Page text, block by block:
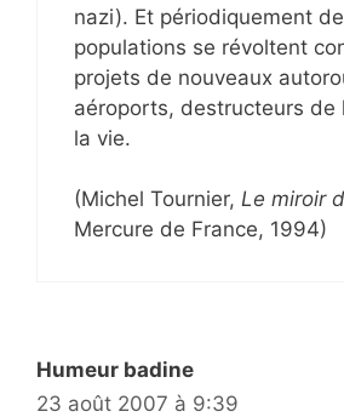
nazi). Et périodiquement
populations se révoltent
projets de nouveaux
aéroports, destructeurs de
la vie.
(Michel Tournier, Le miroir
Mercure de France, 1994)
Humeur badine
23 août 2007 à 9:39